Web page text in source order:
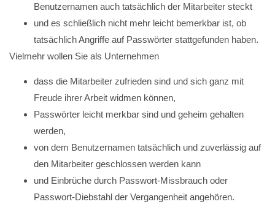
Benutzernamen auch tatsächlich der Mitarbeiter steckt
und es schließlich nicht mehr leicht bemerkbar ist, ob
tatsächlich Angriffe auf Passwörter stattgefunden haben.
Vielmehr wollen Sie als Unternehmen
dass die Mitarbeiter zufrieden sind und sich ganz mit
Freude ihrer Arbeit widmen können,
Passwörter leicht merkbar sind und geheim gehalten
werden,
von dem Benutzernamen tatsächlich und zuverlässig auf
den Mitarbeiter geschlossen werden kann
und Einbrüche durch Passwort-Missbrauch oder
Passwort-Diebstahl der Vergangenheit angehören.